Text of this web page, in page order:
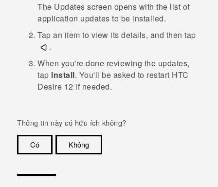
The Updates screen opens with the list of
application updates to be installed.
Tap an item to view its details, and then tap
.
When you're done reviewing the updates,
tap Install. You'll be asked to restart HTC
Desire 12 if needed.
Thông tin này có hữu ích không?
Có
Không